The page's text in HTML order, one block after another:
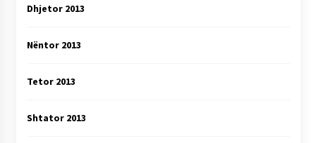
Dhjetor 2013
Nëntor 2013
Tetor 2013
Shtator 2013